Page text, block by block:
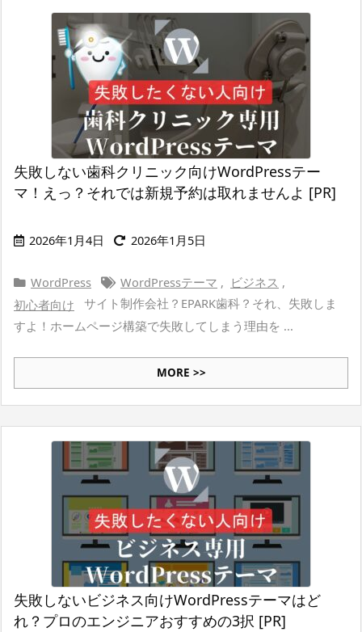
失敗しない歯科クリニック向けWordPressテー
マ！えっ？それでは新規予約は取れませんよ [PR]
2026年1月4日 2026年1月5日
WordPress WordPressテーマ , ビジネス ,
初心者向け
サイト制作会社？EPARK歯科？それ、失敗しま
すよ！ホームページ構築で失敗してしまう理由を ...
MORE >>
失敗しないビジネス向けWordPressテーマはど
れ？プロのエンジニアおすすめの3択 [PR]